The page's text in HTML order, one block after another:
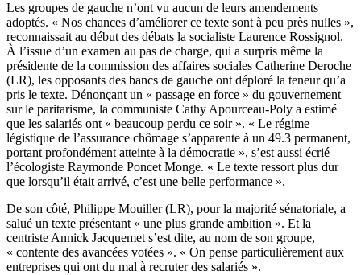
Les groupes de gauche n’ont vu aucun de leurs amendements
adoptés. « Nos chances d’améliorer ce texte sont à peu près nulles »,
reconnaissait au début des débats la socialiste Laurence Rossignol.
À l’issue d’un examen au pas de charge, qui a surpris même la
présidente de la commission des affaires sociales Catherine Deroche
(LR), les opposants des bancs de gauche ont déploré la teneur qu’a
pris le texte. Dénonçant un « passage en force » du gouvernement
sur le paritarisme, la communiste Cathy Apourceau-Poly a estimé
que les salariés ont « beaucoup perdu ce soir ». « Le régime
légistique de l’assurance chômage s’apparente à un 49.3 permanent,
portant profondément atteinte à la démocratie », s’est aussi écrié
l’écologiste Raymonde Poncet Monge. « Le texte ressort plus dur
que lorsqu’il était arrivé, c’est une belle performance ».
De son côté, Philippe Mouiller (LR), pour la majorité sénatoriale, a
salué un texte présentant « une plus grande ambition ». Et la
centriste Annick Jacquemet s’est dite, au nom de son groupe,
« contente des avancées votées ». « On pense particulièrement aux
entreprises qui ont du mal à recruter des salariés ».